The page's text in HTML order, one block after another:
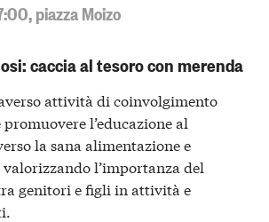
piazza Moizo
caccia al tesoro con merenda
attività di coinvolgimento
l’educazione al
la sana alimentazione e
l’importanza del
genitori e figli in attività e